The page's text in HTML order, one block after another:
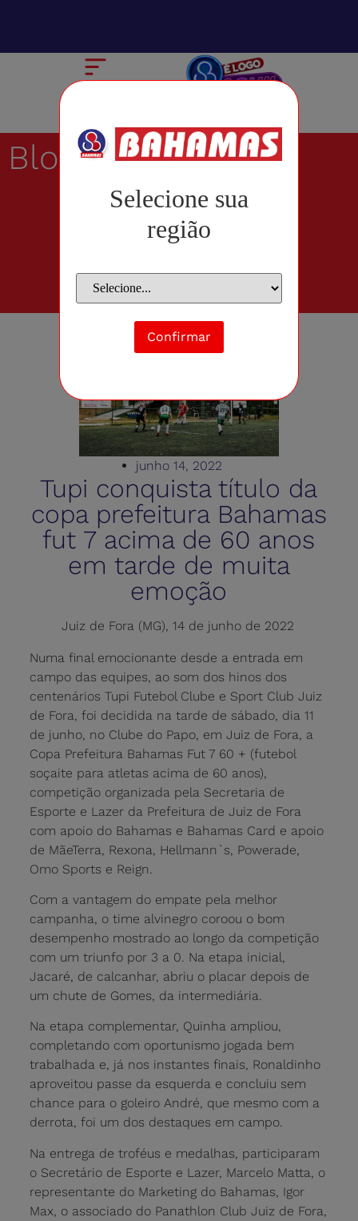
Selecione sua
região
Confirmar
Blog
junho 14, 2022
Tupi conquista título da
copa prefeitura Bahamas
fut 7 acima de 60 anos
em tarde de muita
emoção
Juiz de Fora (MG), 14 de junho de 2022
Numa final emocionante desde a entrada em
campo das equipes, ao som dos hinos dos
centenários Tupi Futebol Clube e Sport Club Juiz
de Fora, foi decidida na tarde de sábado, dia 11
de junho, no Clube do Papo, em Juiz de Fora, a
Copa Prefeitura Bahamas Fut 7 60 + (futebol
soçaite para atletas acima de 60 anos),
competição organizada pela Secretaria de
Esporte e Lazer da Prefeitura de Juiz de Fora
com apoio do Bahamas e Bahamas Card e apoio
de MãeTerra, Rexona, Hellmann`s, Powerade,
Omo Sports e Reign.
Com a vantagem do empate pela melhor
campanha, o time alvinegro coroou o bom
desempenho mostrado ao longo da competição
com um triunfo por 3 a 0. Na etapa inicial,
Jacaré, de calcanhar, abriu o placar depois de
um chute de Gomes, da intermediária.
Na etapa complementar, Quinha ampliou,
completando com oportunismo jogada bem
trabalhada e, já nos instantes finais, Ronaldinho
aproveitou passe da esquerda e concluiu sem
chance para o goleiro André, que mesmo com a
derrota, foi um dos destaques em campo.
Na entrega de troféus e medalhas, participaram
o Secretário de Esporte e Lazer, Marcelo Matta, o
representante do Marketing do Bahamas, Igor
Max, o associado do Panathlon Club Juiz de Fora,